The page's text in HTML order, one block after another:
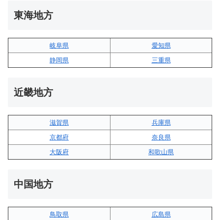
東海地方
岐阜県
愛知県
静岡県
三重県
近畿地方
滋賀県
兵庫県
京都府
奈良県
大阪府
和歌山県
中国地方
鳥取県 広島県